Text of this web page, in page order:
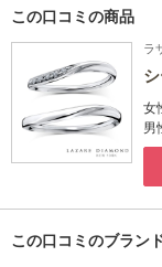
この口コミの商品
ラ
女
男
この口コミのブラン